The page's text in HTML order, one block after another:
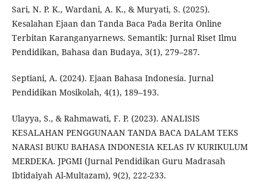
Sari, N. P. K., Wardani, A. K., & Muryati, S. (2025).
Kesalahan Ejaan dan Tanda Baca Pada Berita Online
Terbitan Karanganyarnews. Semantik: Jurnal Riset Ilmu
Pendidikan, Bahasa dan Budaya, 3(1), 279–287.
Septiani, A. (2024). Ejaan Bahasa Indonesia. Jurnal
Pendidikan Mosikolah, 4(1), 189–193.
Ulayya, S., & Rahmawati, F. P. (2023). ANALISIS
KESALAHAN PENGGUNAAN TANDA BACA DALAM TEKS
NARASI BUKU BAHASA INDONESIA KELAS IV KURIKULUM
MERDEKA. JPGMI (Jurnal Pendidikan Guru Madrasah
Ibtidaiyah Al-Multazam), 9(2), 222-233.